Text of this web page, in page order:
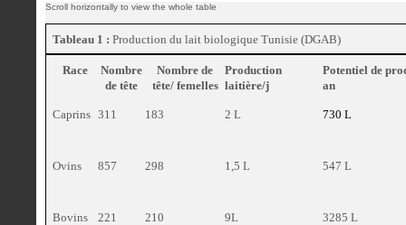
Tableau 1 :Production du lait biologique Tunisie (DGAB)
Race
Nombre
de tête
Nombre de
tête/ femelles
Production
laitière/j
Potentiel de
an
Caprins 311 183 2 L 730 L
Ovins 857 298 1,5 L 547 L
Bovins 221 210 9L 3285 L